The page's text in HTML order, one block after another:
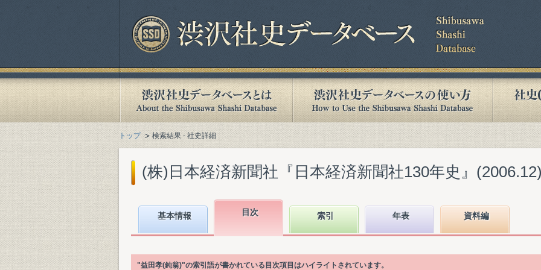
トップ 検索結果 - 社史詳細
(株)日本経済新聞社『日本経済新聞社130年史』
基本情報 目次 索引 年表 資料編
"益田孝(鈍翁)"の索引語が書かれている目次項目はハイライトされています。